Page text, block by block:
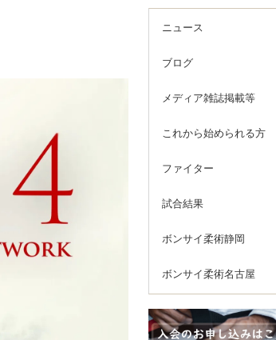
ニュース
ブログ
メディア雑誌掲載等
これから始められる方
ファイター
試合結果
ボンサイ柔術静岡
ボンサイ柔術名古屋